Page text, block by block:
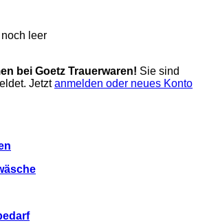
leer
bei Goetz Trauerwaren! Sie sind
Jetztanmelden oder neues Konto